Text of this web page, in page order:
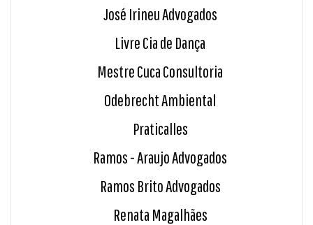
José Irineu Advogados
Livre Cia de Dança
Mestre Cuca Consultoria
Odebrecht Ambiental
Praticalles
Ramos - Araujo Advogados
Ramos Brito Advogados
Renata Magalhães